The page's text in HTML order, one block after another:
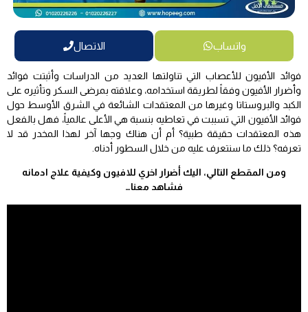
واتساب الاتصال
فوائد الأفيون للأعصاب التي تناولتها العديد من الدراسات وأثبتت فوائد
وأضرار الأفيون وفقاً لطريقة استخدامه، وعلاقته بمرضى السكر وتأثيره على
الكبد والبروستاتا وغيرها من المعتقدات الشائعة في الشرق الأوسط حول
فوائد الأفيون التي تسببت في تعاطيه بنسبة هي الأعلى عالمياً، فهل بالفعل
هذه المعتقدات حقيقة طبية؟ أم أن هناك وجها آخر لهذا المخدر قد لا
تعرفه؟ ذلك ما سنتعرف عليه من خلال السطور أدناه.
ومن المقطع التالي، اليك أضرار اخري للافيون وكيفية علاج ادمانه
فشاهد معنا…